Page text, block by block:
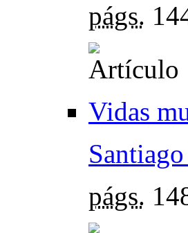
págs.
Vidas
págs.